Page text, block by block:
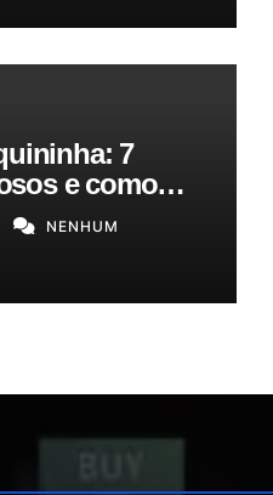
7
e como
e seus
NENHUM